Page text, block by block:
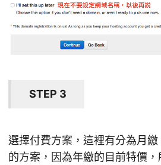
STEP 3
選擇付費方案，這裡有分為月
的方案，因為年繳的目前特價